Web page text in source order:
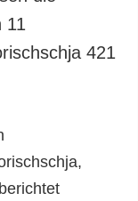
11
421